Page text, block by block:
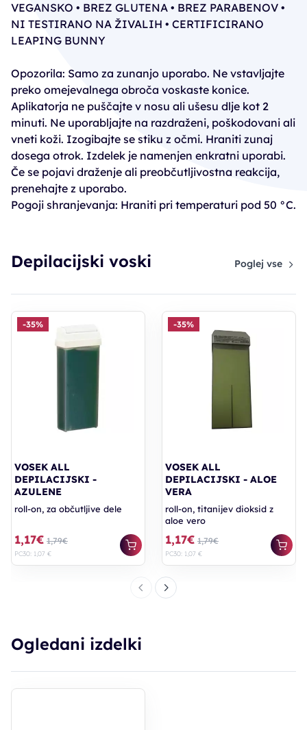
VEGANSKO • BREZ GLUTENA • BREZ PARABENOV •
NI TESTIRANO NA ŽIVALIH • CERTIFICIRANO
LEAPING BUNNY
Opozorila: Samo za zunanjo uporabo. Ne vstavljajte
preko omejevalnega obroča voskaste konice.
Aplikatorja ne puščajte v nosu ali ušesu dlje kot 2
minuti. Ne uporabljajte na razdraženi, poškodovani ali
vneti koži. Izogibajte se stiku z očmi. Hraniti zunaj
dosega otrok. Izdelek je namenjen enkratni uporabi.
Če se pojavi draženje ali preobčutljivostna reakcija,
prenehajte z uporabo.
Pogoji shranjevanja: Hraniti pri temperaturi pod 50 °C.
Depilacijski voski Poglej vse
-35%
VOSEK ALL
DEPILACIJSKI -
AZULENE
roll-on, za občutljive dele
1,17€ 1,79€
PC30: 1,07 €
-35%
VOSEK ALL
DEPILACIJSKI - ALOE
VERA
roll-on, titanijev dioksid z
aloe vero
1,17€ 1,79€
PC30: 1,07 €
Ogledani izdelki